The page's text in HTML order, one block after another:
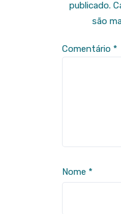
publicado.
são
Comentário *
Nome *